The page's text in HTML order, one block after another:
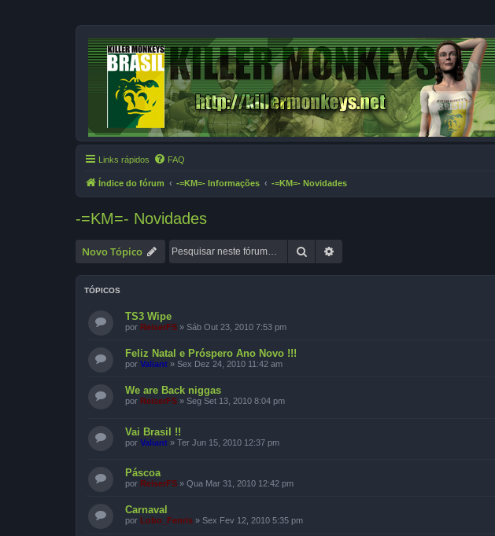
Links rápidos FAQ
Índice do fórum -=KM=- Informações -=KM=- Novidades
-=KM=- Novidades
Novo Tópico Pesquisar
TÓPICOS
TS3 Wipe
por ReiserFS » Sáb Out 23, 2010 7:53 pm
Feliz Natal e Próspero Ano Novo !!!
por Valiant » Sex Dez 24, 2010 11:42 am
We are Back niggas
por ReiserFS » Seg Set 13, 2010 8:04 pm
Vai Brasil !!
por Valiant » Ter Jun 15, 2010 12:37 pm
Páscoa
por ReiserFS » Qua Mar 31, 2010 12:42 pm
Carnaval
por Lobo_Fenris » Sex Fev 12, 2010 5:35 pm